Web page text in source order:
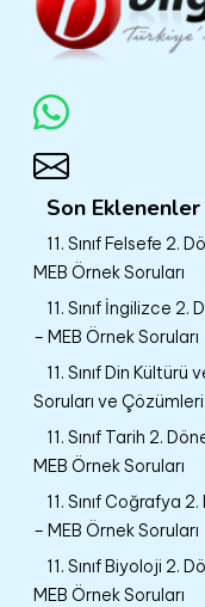
Son Eklenenler
11. Sınıf Felsefe 2.
MEB Örnek Soruları
11. Sınıf İngilizce 2.
– MEB Örnek Soruları
11. Sınıf Din Kültürü
Soruları ve
11. Sınıf Tarih 2.
MEB Örnek Soruları
11. Sınıf Coğrafya
– MEB Örnek Soruları
11. Sınıf Biyoloji 2.
MEB Örnek Soruları